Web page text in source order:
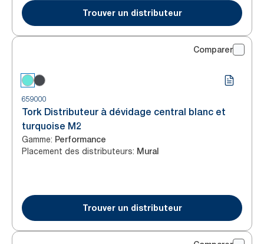
Trouver un distributeur
Comparer
659000
Tork Distributeur à dévidage central blanc et
turquoise M2
Gamme: Performance
Placement des distributeurs: Mural
Trouver un distributeur